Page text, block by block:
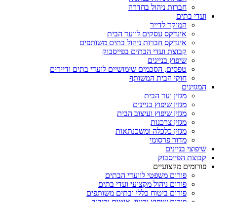
חברות ניהול בחדרה
ועדי בתים
המוקד לדייר
אינדקס עסקים לוועד הבית
אינדקס חברות ניהול בתים משותפים
קבוצת ועדי הבתים בפייסבוק
שיפוץ בניינים
טפסים, הסכמים שימושיים לועדי בתים ודיירים
חוקי הבית המשותף
המגזינים
מגזין ועד הבית
מגזין שיפוץ בניינים
מגזין שיפוץ ועיצוב הבית
מגזין צרכנות
מגזין כלכלה ומשכנתאות
מדור פרסומי
שיפוצי בניינים
קבוצת הפייסבוק
פורומים מקצועיים
פורום משפטי לוועדי הבתים
פורום ניהול מקצועי ועדי בתים
פורום ביטוח כללי ובתים משותפים